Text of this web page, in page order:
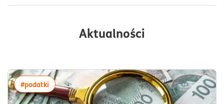
Aktualności
#podatki więcej artykułów z tagiem:#podatki